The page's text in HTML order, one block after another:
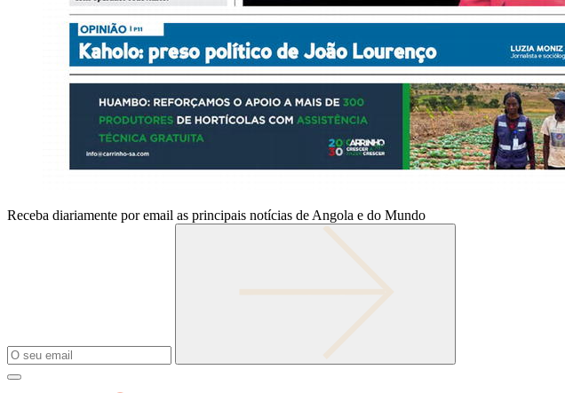
Receba diariamente por email as principais notícias de Angola e do Mundo